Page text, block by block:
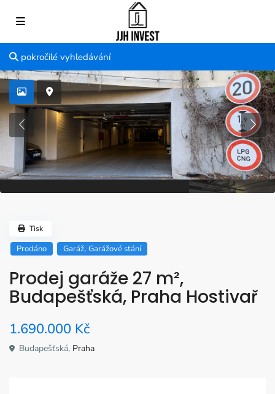
pokročilé vyhledávání
Prodáno Garáž,Garážové stání
Prodej garáže 27 m²,
Budapešťská, Praha Hostivař
1.690.000 Kč
Budapešťská, Praha
Tisk